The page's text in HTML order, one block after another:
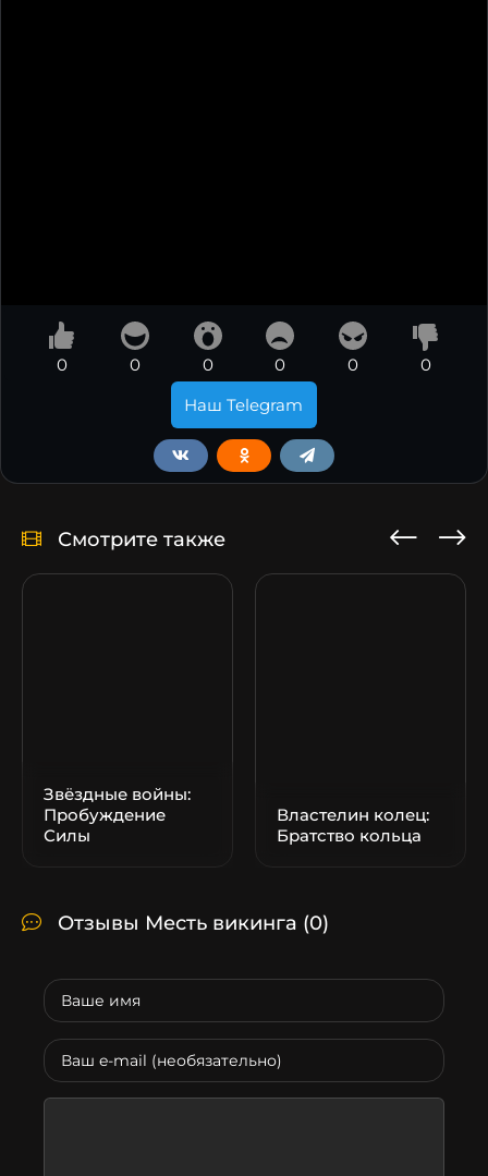
0 0 0 0 0
0
Наш Telegram
Смотрите также
Звёздные войны:
Пробуждение
Силы
Властелин колец:
Братство кольца
Отзывы Месть викинга (0)